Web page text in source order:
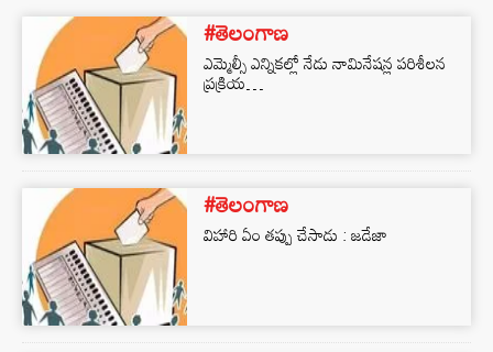
#తెలంగాణ
ఎమ్మెల్సీ ఎన్నికల్లో నేడు నామినేషన్ల పరిశీలన
ప్రక్రియ…
#తెలంగాణ
విహారి ఏం తప్పు చేసాడు : జడేజా